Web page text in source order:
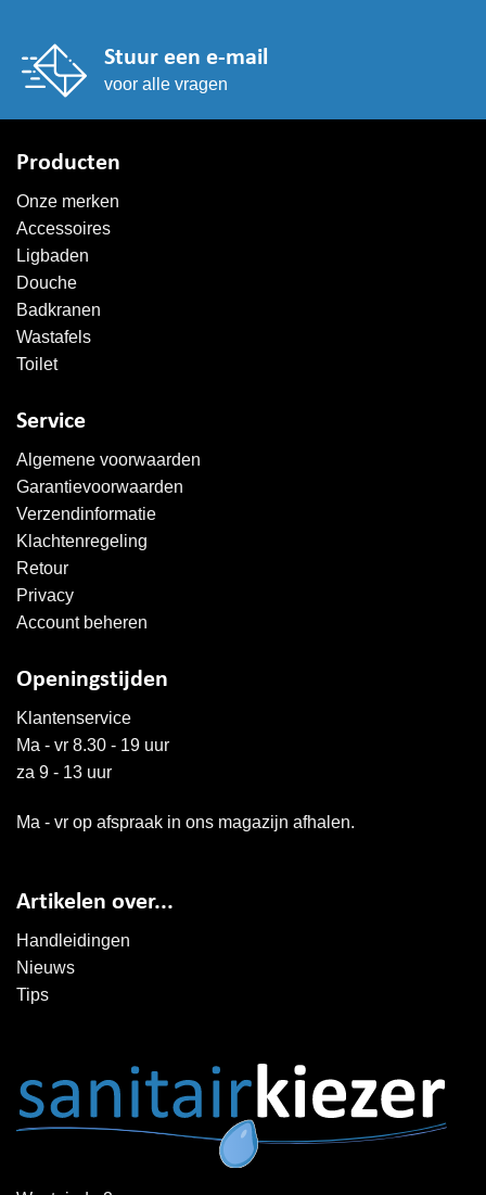
Stuur een e-mail
voor alle vragen
Producten
Onze merken
Accessoires
Ligbaden
Douche
Badkranen
Wastafels
Toilet
Service
Algemene voorwaarden
Garantievoorwaarden
Verzendinformatie
Klachtenregeling
Retour
Privacy
Account beheren
Openingstijden
Klantenservice
Ma - vr 8.30 - 19 uur
za 9 - 13 uur
Ma - vr op afspraak in ons magazijn afhalen.
Artikelen over...
Handleidingen
Nieuws
Tips